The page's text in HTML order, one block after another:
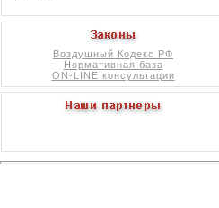
Воздушный Кодекс РФ
Нормативная база
ON-LINE консультации